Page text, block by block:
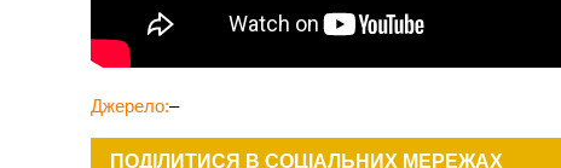
Джерело:–
ПОДІЛИТИСЯ В СОЦІАЛЬНИХ МЕРЕЖАХ